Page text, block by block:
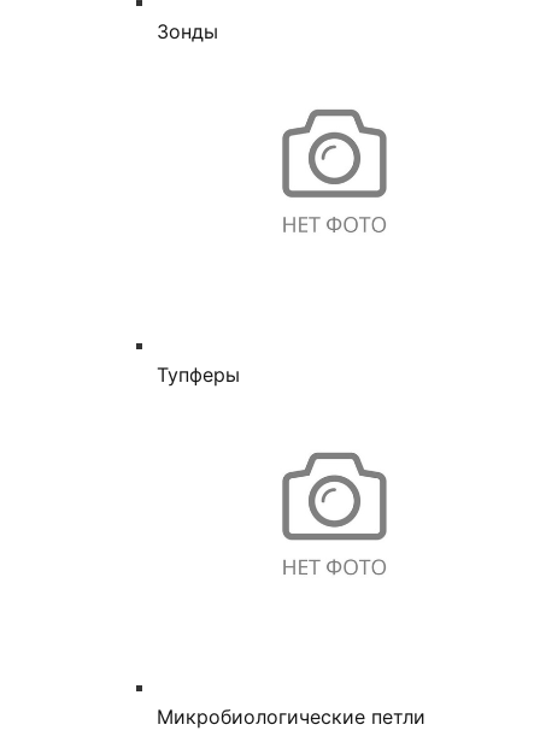
Зонды
Тупферы
Микробиологические петли